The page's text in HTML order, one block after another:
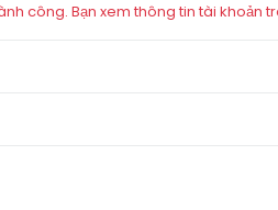
công. Bạn xem thông tin tài khoản